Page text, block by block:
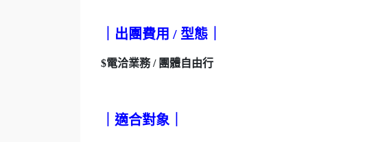
｜出團費用 / 型態｜
$電洽業務 / 團體自由行
｜適合對象｜